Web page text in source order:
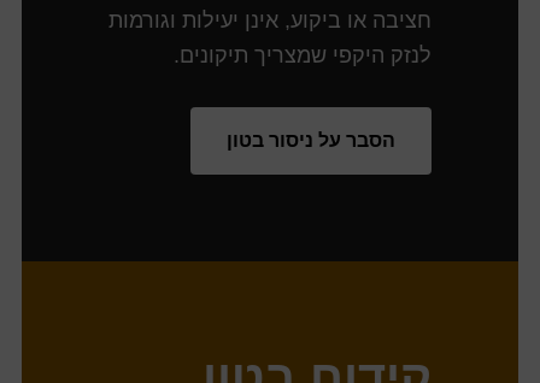
חציבה או ביקוע, אינן יעילות וגורמות
לנזק היקפי שמצריך תיקונים.
הסבר על ניסור בטון